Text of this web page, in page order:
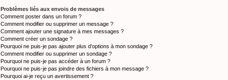
Problèmes liés aux envois de messages
Comment poster dans un forum ?
Comment modifier ou supprimer un message ?
Comment ajouter une signature à mes messages ?
Comment créer un sondage ?
Pourquoi ne puis-je pas ajouter plus d’options à mon sondage ?
Comment modifier ou supprimer un sondage ?
Pourquoi ne puis-je pas accéder à un forum ?
Pourquoi ne puis-je pas joindre des fichiers à mon message ?
Pourquoi ai-je reçu un avertissement ?